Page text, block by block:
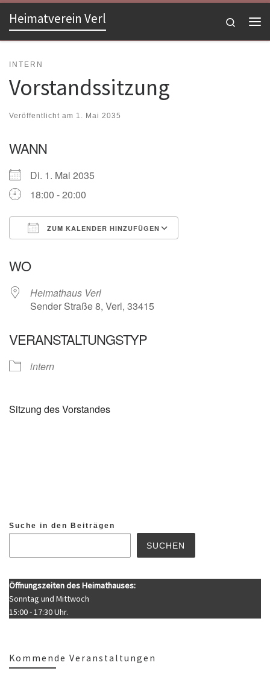
Zum Inhalt springen
Heimatverein Verl
Search
INTERN
Vorstandssitzung
Veröffentlicht am 1. Mai 2035
WANN
Di. 1. Mai 2035
18:00 - 20:00
ZUM KALENDER HINZUFÜGEN
WO
Heimathaus Verl
Sender Straße 8, Verl, 33415
VERANSTALTUNGSTYP
intern
Sitzung des Vorstandes
Suche in den Beiträgen
SUCHEN
Öffnungszeiten des Heimathauses:
Sonntag und Mittwoch
15:00 - 17:30 Uhr.
Kommende Veranstaltungen